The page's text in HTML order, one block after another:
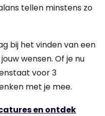
tellen minstens zo
bij het vinden van een
wensen. Of je nu
voor 3
met je mee.
en ontdek